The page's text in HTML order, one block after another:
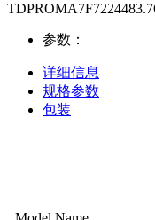
参数：
详细信息
规格参数
包装